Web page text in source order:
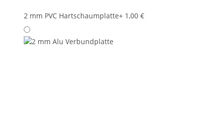
2 mm PVC Hartschaumplatte+ 1,00 €